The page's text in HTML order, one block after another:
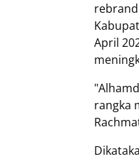
April
rangka